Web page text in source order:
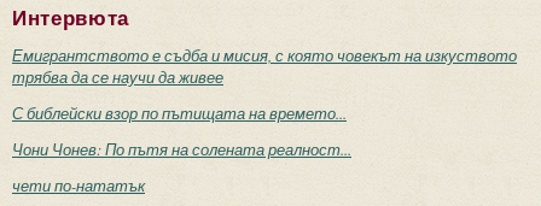
Интервюта
Емигрантството е съдба и мисия, с която човекът на изкуството
трябва да се научи да живее
С библейски взор по пътищата на времето...
Чони Чонев: По пътя на солената реалност...
чети по-нататък